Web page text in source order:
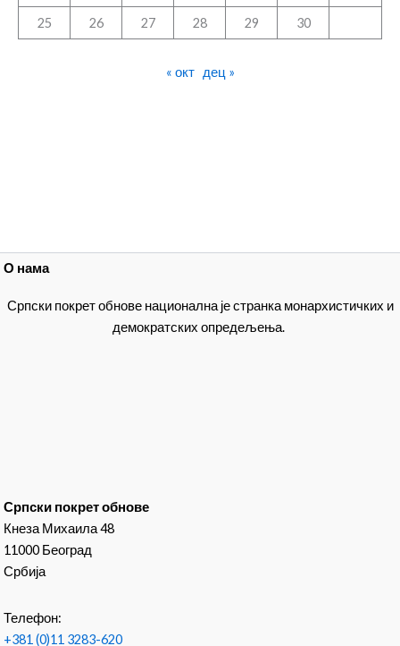
25 26 27 28 29 30
« окт дец »
О нама
Српски покрет обнове национална је странка монархистичких и
демократских опредељења.
Српски покрет обнове
Кнеза Михаила 48
11000 Београд
Србија
Телефон:
+381 (0)11 3283-620